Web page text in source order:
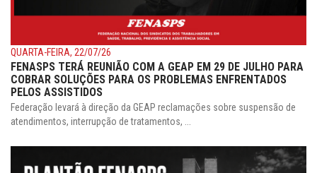
QUARTA-FEIRA, 22/07/26
FENASPS TERÁ REUNIÃO COM A GEAP EM 29 DE JULHO PARA
COBRAR SOLUÇÕES PARA OS PROBLEMAS ENFRENTADOS
PELOS ASSISTIDOS
Federação levará à direção da GEAP reclamações sobre suspensão de
atendimentos, interrupção de tratamentos, ...